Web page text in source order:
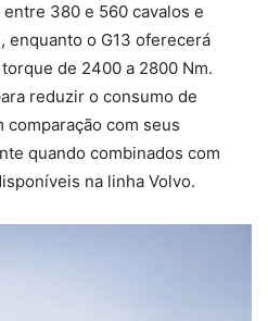
380 e 560 cavalos e
enquanto o G13 oferecerá
de 2400 a 2800 Nm.
reduzir o consumo de
comparação com seus
quando combinados com
na linha Volvo.